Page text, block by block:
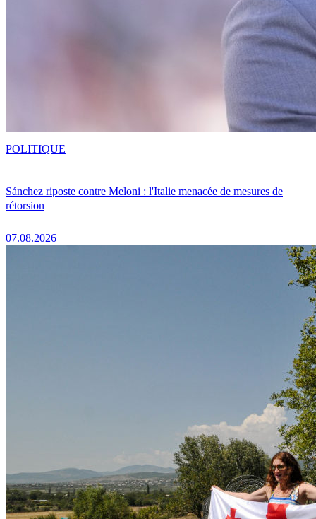
Sánchez riposte contre Meloni : l'Italie menacée de mesures de
rétorsion
07.08.2026
POLITIQUE